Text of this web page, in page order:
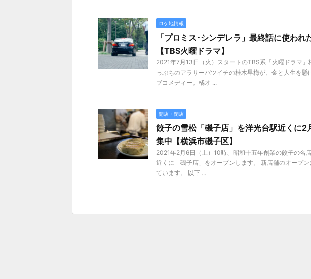
ロケ地情報
「プロミス･シンデレラ」最終話に使わ
【TBS火曜ドラマ】
2021年7月13日（火）スタートのTBS系「火曜ドラマ
っぷちのアラサーバツイチの桂木早梅が、金と人生を懸
ブコメディー。橘オ ...
開店・閉店
餃子の雪松「磯子店」を洋光台駅近くに
集中【横浜市磯子区】
2021年2月6日（土）10時、昭和十五年創業の餃子の名
近くに「磯子店」をオープンします。 新店舗のオープ
ています。 以下 ...